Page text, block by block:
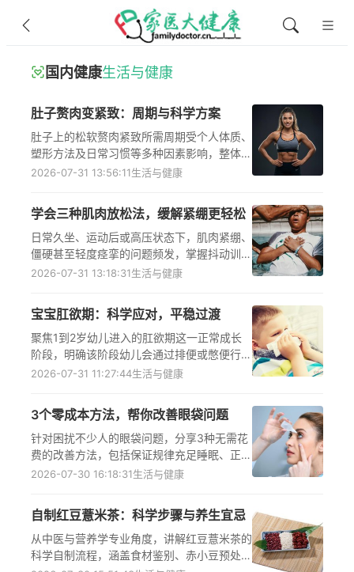
国内健康生活与健康
肚子赘肉变紧致：周期与科学方案
肚子上的松软赘肉紧致所需周期受个人体质、
塑形方法及日常习惯等多种因素影响，整体范
围在半年至两年之间。选择运动锻炼配合饮食
医美方式，半年至一年可显效，但存在一定健
康风险。无论采用哪种方式，操作前都需咨询
医生，且需长期维持健康生活习惯才能巩固效
果。
2026-07-31 13:56:11生活与健康
学会三种肌肉放松法，缓解紧绷更轻松
日常久坐、运动后或高压状态下，肌肉紧绷、
僵硬甚至轻度痉挛的问题频发，掌握抖动训
练、拉伸训练、轻运动量有氧运动这三种科学
需根据自身身体状况选择合适的训练方式与强
度，出现不适及时咨询医生。
2026-07-31 13:18:31生活与健康
宝宝肛欲期：科学应对，平稳过渡
聚焦1到2岁幼儿进入的肛欲期这一正常成长
阶段，明确该阶段幼儿会通过排便或憋便行为
探索身体功能、建立自我掌控感，并将其作为
识别孩子的行为信号，避免焦虑或错误干预，
陪伴孩子顺利完成这一生理心理发育的重要过
渡
2026-07-31 11:27:44生活与健康
3个零成本方法，帮你改善眼袋问题
针对困扰不少人的眼袋问题，分享3种无需花
费的改善方法，包括保证规律充足睡眠、正确
按摩眼周肌肤、合理进行眼部冷敷，详解各方
案，提示严重或伴随异常症状的眼袋需及时就
医，帮助大众科学缓解眼袋困扰，提升眼部外
观状态。
2026-07-30 16:18:31生活与健康
自制红豆薏米茶：科学步骤与养生宜忌
从中医与营养学专业角度，讲解红豆薏米茶的
科学自制流程，涵盖食材鉴别、赤小豆预处